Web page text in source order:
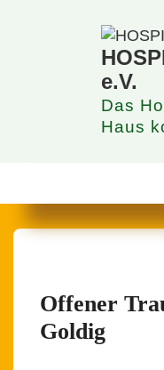
e.V.
Das
Haus
Offener
Goldig